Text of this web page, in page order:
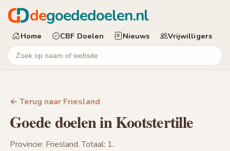
degoededoelen.nl
Home CBF Doelen Nieuws Vrijwilligers
← Terug naar Friesland
Goede doelen in Kootstertille
Provincie: Friesland. Totaal: 1.